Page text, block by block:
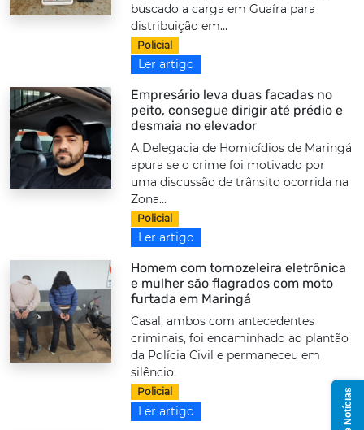
buscado a carga em Guaíra para
distribuição em...
Policial
Ler artigo
Empresário leva duas facadas no
peito, consegue dirigir até prédio e
desmaia no elevador
A Delegacia de Homicídios de Maringá
apura se o crime foi motivado por
uma discussão de trânsito ocorrida na
Zona...
Policial
Ler artigo
Homem com tornozeleira eletrônica
e mulher são flagrados com moto
furtada em Maringá
Casal, ambos com antecedentes
criminais, foi encaminhado ao plantão
da Polícia Civil e permaneceu em
silêncio.
Policial
Ler artigo